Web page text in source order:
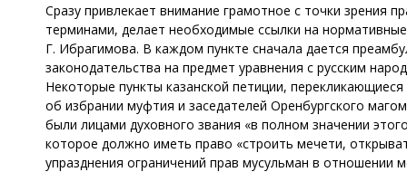
Сразу привлекает внимание грамотное с точки зрения
терминами, делает необходимые ссылки на
Г. Ибрагимова. В каждом пункте сначала дается
законодательства на предмет уравнения с русским
Некоторые пункты казанской петиции,
об избрании муфтия и заседателей Оренбургского
были лицами духовного звания «в полном значении
которое должно иметь право «строить мечети,
упразднения ограничений прав мусульман в отношении